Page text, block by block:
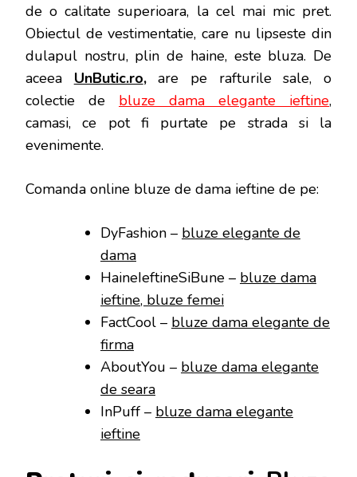
de o calitate superioara, la cel mai mic pret.
Obiectul de vestimentatie, care nu lipseste din
dulapul nostru, plin de haine, este bluza. De
aceea UnButic.ro,are pe rafturile sale, o
colectie de bluze dama elegante ieftine,
camasi, ce pot fi purtate pe strada si la
evenimente.
Comanda online bluze de dama ieftine de pe:
DyFashion – bluze elegante de
dama
HaineIeftineSiBune – bluze dama
ieftine, bluze femei
FactCool – bluze dama elegante de
firma
AboutYou – bluze dama elegante
de seara
InPuff – bluze dama elegante
ieftine